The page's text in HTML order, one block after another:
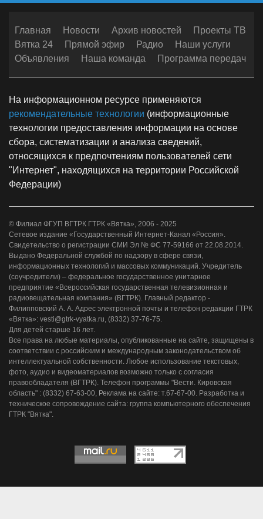
Главная Новости Архив новостей
Проекты ТВ
Вятка 24
Прямой эфир Радио
Наши услуги
Объявления
Наша команда Программа передач
На информационном ресурсе применяются
рекомендательные технологии (информационные
технологии предоставления информации на основе
сбора, систематизации и анализа сведений,
относящихся к предпочтениям пользователей сети
"Интернет", находящихся на территории Российской
Федерации)
© Филиал ФГУП ВГТРК ГТРК «Вятка», 2006 - 2025
Сетевое издание «Государственный Интернет-Канал «Россия».
Свидетельство о регистрации СМИ Эл № ФС 77-59166 от 22.08.2014.
Выдано Федеральной службой по надзору в сфере связи,
информационных технологий и массовых коммуникаций. Учредитель
(соучредители) – федеральное государственное унитарное
предприятие «Всероссийская государственная телевизионная и
радиовещательная компания» (ВГТРК). Главный редактор -
Филипповский А. А. Адрес электронной почты и телефон редакции ГТРК
«Вятка»: vesti@gtrk-vyatka.ru, (8332) 37-76-75.
Для детей старше 16 лет.
Все права на любые материалы, опубликованные на сайте, защищены в
соответствии с российским и международным законодательством об
интеллектуальной собственности. Любое использование текстовых,
фото, аудио и видеоматериалов возможно только с согласия
правообладателя (ВГТРК). Телефон программы "Вести. Кировская
область" : (8332) 67-63-00, Реклама на сайте: т.67-67-00. Разработка и
техническое сопровождение сайта: группа компьютерного обеспечения
ГТРК "Вятка".